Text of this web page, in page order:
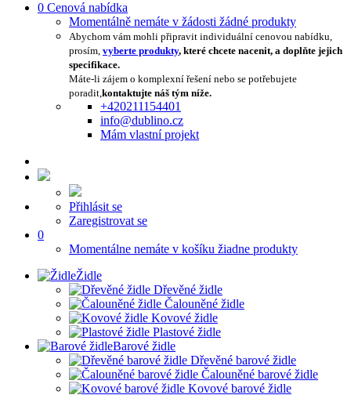
0 Cenová nabídka
Momentálně nemáte v žádosti žádné produkty
Abychom vám mohli připravit individuální cenovou nabídku,
prosím, vyberte produkty, které chcete nacenit, a doplňte jejich
specifikace.
Máte-li zájem o komplexní řešení nebo se potřebujete
poradit,kontaktujte náš tým níže.
+420211154401
info@dublino.cz
Mám vlastní projekt
Přihlásit se
Zaregistrovat se
0
Momentálne nemáte v košíku žiadne produkty
Židle
Dřevěné židle
Čalouněné židle
Kovové židle
Plastové židle
Barové židle
Dřevěné barové židle
Čalouněné barové židle
Kovové barové židle